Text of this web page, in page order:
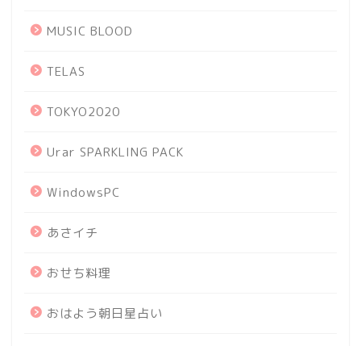
MUSIC BLOOD
TELAS
TOKYO2020
Urar SPARKLING PACK
WindowsPC
あさイチ
おせち料理
おはよう朝日星占い